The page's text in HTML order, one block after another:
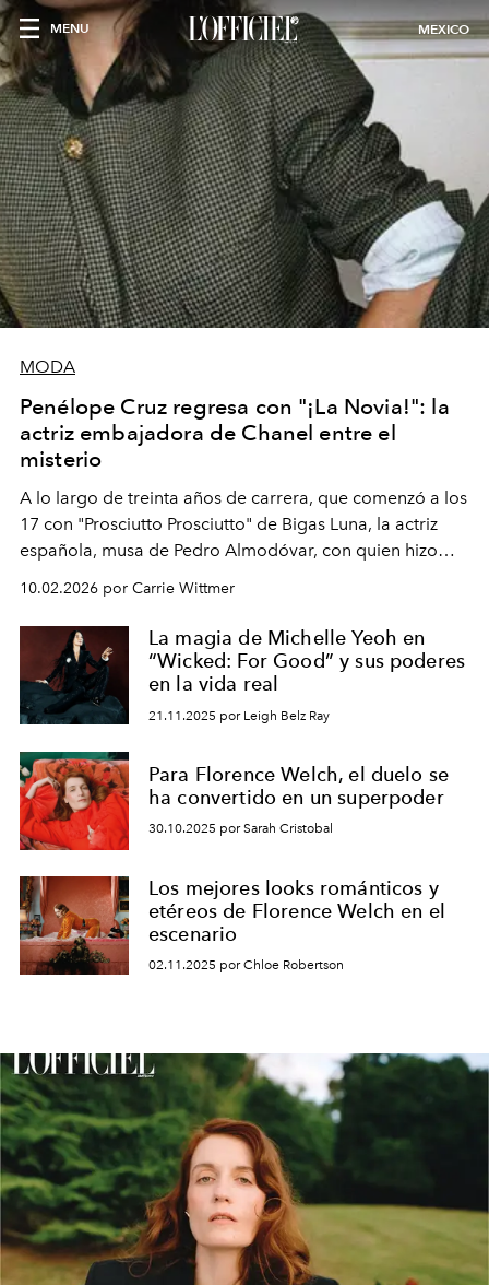
MENU MEXICO
MODA
Penélope Cruz regresa con "¡La Novia!": la
actriz embajadora de Chanel entre el
misterio
A lo largo de treinta años de carrera, que comenzó a los
17 con "Prosciutto Prosciutto" de Bigas Luna, la actriz
española, musa de Pedro Almodóvar, con quien hizo
Barcelona", ha dividido su tiempo entre Europa y
Estados Unidos. Su nueva película, "¡La novia!", está
dirigida por Maggie Gyllenhaal.
10.02.2026 por Carrie Wittmer
La magia de Michelle Yeoh en
“Wicked: For Good” y sus poderes
en la vida real
21.11.2025 por Leigh Belz Ray
Para Florence Welch, el duelo se
ha convertido en un superpoder
30.10.2025 por Sarah Cristobal
Los mejores looks románticos y
etéreos de Florence Welch en el
escenario
02.11.2025 por Chloe Robertson